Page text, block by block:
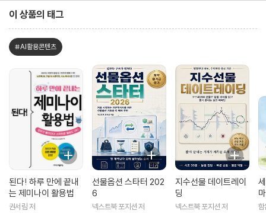
이 상품의 태그
#AI활용콘텐츠
된다! 하루 만에 끝내
는 제미나이 활용법
권서림 저
선물옵션 스타터 202
6
넥스트북 포지션 저
지수선물 데이트레이
딩
넥스트북 포지션 저 함